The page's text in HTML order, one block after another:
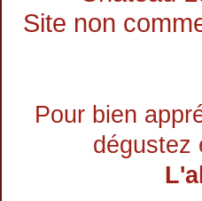
Site non
Pour bien
dégustez